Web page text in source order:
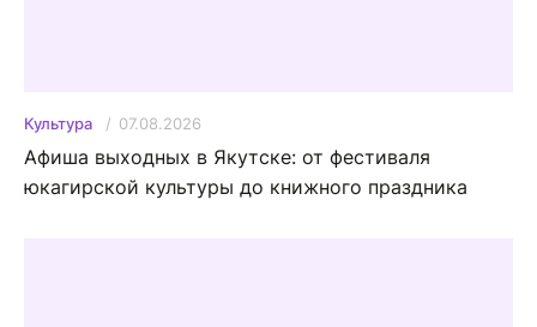
Культура 07.08.2026
Афиша выходных в Якутске: от фестиваля
юкагирской культуры до книжного праздника